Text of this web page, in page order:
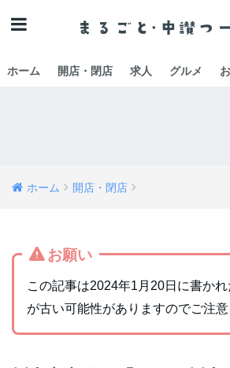
ホーム 開店・閉店 求人 グルメ
ホーム 開店・閉店
お願い
この記事は2024年1月20日に書か
が古い可能性がありますのでご注意